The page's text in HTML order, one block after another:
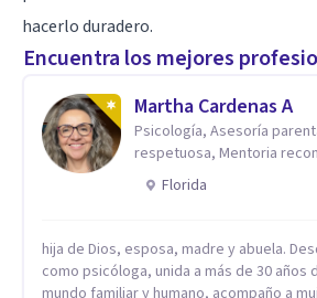
hacerlo duradero.
Encuentra los mejores
Martha Cardenas A
Psicología, Asesoría
respetuosa, Mentoria
Florida
hija de Dios, esposa, madre y abuela.
como psicóloga, unida a más de 30 años
mundo familiar y humano, acompaño a